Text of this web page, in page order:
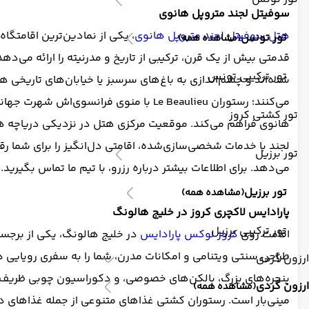
تور تونس(مشاهده همه)
تور ترکیبی تونس
تور کشتی کروز
تور برزیل
تور برزیل(مشاهده همه)
تور ترکیبی برزیل
ارزون گردی
ارزون گردی(مشاهده همه)
سوفیتل لجند متروپل هانوی
هتل سوفیتل لجند متروپل هانوی
قدمتی بیش از یک قرن، ترکیبی از تاریخ و مدرنیته را ارائه
شده‌اند و چشم‌اندازی به باغ‌های سرسبز یا خیابان‌های تاریخی
هانوی فراهم می‌کند. موقعیت مرکزی هتل در نزدیکی دریاچه
لجند با خدمات شخصی‌سازی‌شده، اقامتی دل‌انگیز را برای شما
می‌دهد. برای اطلاعات بیشتر درباره رزرو، با تیم ما تماس بگیرید.
پارادایس لاکچری کروز در خلیج هالونگ
اقامت رویکروز لوکس پارادایس
طراحی سنتی ویتنامی و امکانات مدرن، شما را به سفری
پنجره‌های بزرگ، بالکن‌های خصوصی، و دکوراسیون چوبی ظریف
مینی‌بار است. رستوران کشتی غذاهای متنوعی از جمله غذاهای